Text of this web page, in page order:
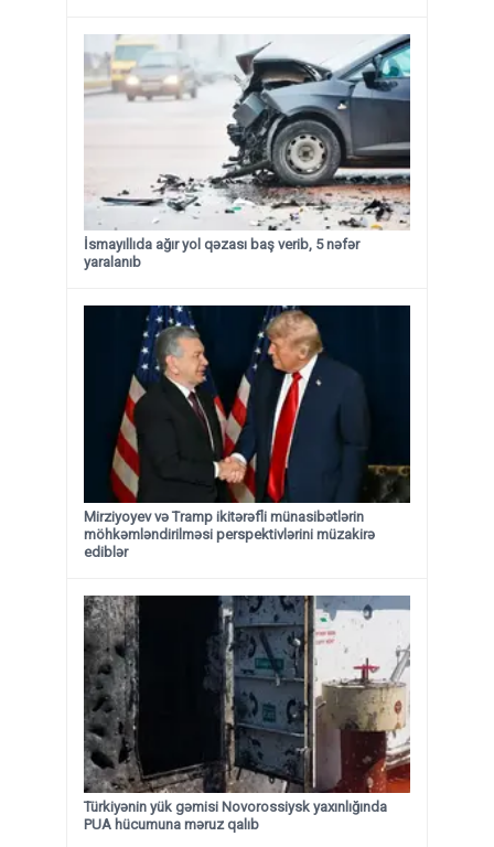
İsmayıllıda ağır yol qəzası baş verib, 5 nəfər
yaralanıb
Mirziyoyev və Tramp ikitərəfli münasibətlərin
möhkəmləndirilməsi perspektivlərini müzakirə
ediblər
Türkiyənin yük gəmisi Novorossiysk yaxınlığında
PUA hücumuna məruz qalıb